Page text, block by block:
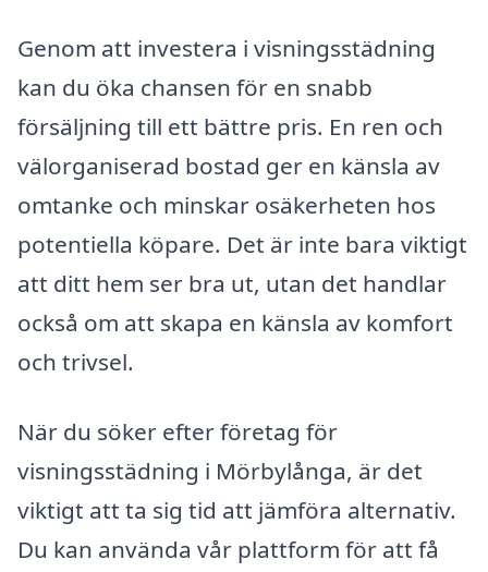
Genom att investera i visningsstädning
kan du öka chansen för en snabb
försäljning till ett bättre pris. En ren och
välorganiserad bostad ger en känsla av
omtanke och minskar osäkerheten hos
potentiella köpare. Det är inte bara viktigt
att ditt hem ser bra ut, utan det handlar
också om att skapa en känsla av komfort
och trivsel.
När du söker efter företag för
visningsstädning i Mörbylånga, är det
viktigt att ta sig tid att jämföra alternativ.
Du kan använda vår plattform för att få